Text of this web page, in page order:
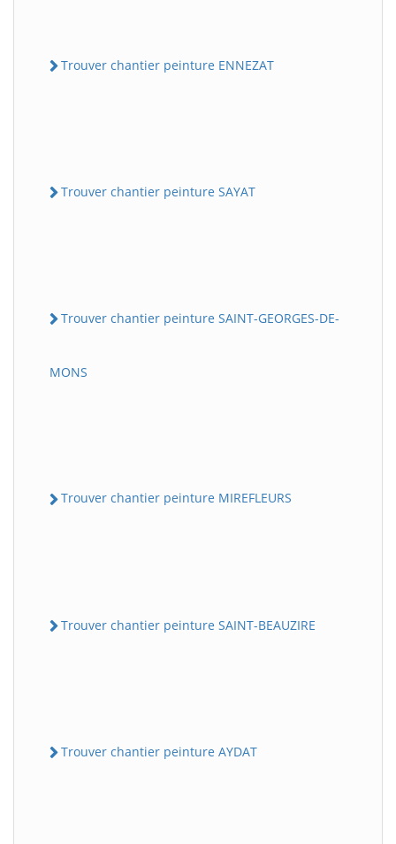
Trouver chantier peinture ENNEZAT
Trouver chantier peinture SAYAT
Trouver chantier peinture SAINT-GEORGES-DE-
MONS
Trouver chantier peinture MIREFLEURS
Trouver chantier peinture SAINT-BEAUZIRE
Trouver chantier peinture AYDAT